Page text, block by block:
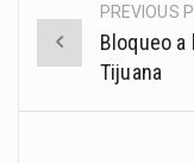
Post
navigation
PREVIOUS
Bloqueo
Tijuana